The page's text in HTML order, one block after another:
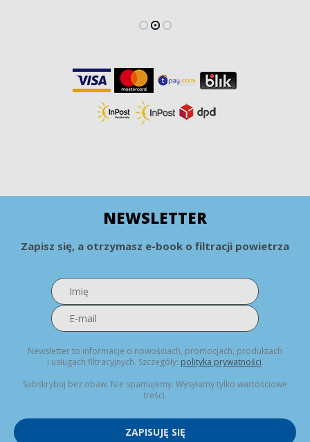
NEWSLETTER
Zapisz się, a otrzymasz e-book o filtracji powietrza
Newsletter to informacje o nowościach, promocjach, produktach
i usługach filtracyjnych. Szczegóły: polityka prywatności.
Subskrybuj bez obaw. Nie spamujemy. Wysyłamy tylko wartościowe
treści.
ZAPISUJĘ SIĘ